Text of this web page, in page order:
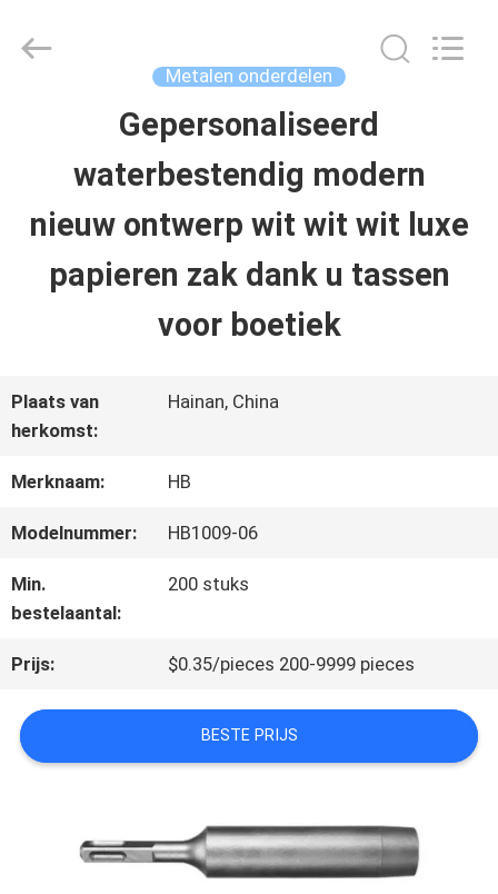
PRODUCTEN
OVER
FABRIEKSTOCHT
NEEM
ONS
NIEUWS
Metalen onderdelen
Gepersonaliseerd
waterbestendig modern
nieuw ontwerp wit wit wit luxe
papieren zak dank u tassen
voor boetiek
Plaats van
herkomst:
Hainan, China
Merknaam: HB
Modelnummer: HB1009-06
Min.
bestelaantal:
200 stuks
Prijs: $0.35/pieces 200-9999 pieces
BESTE PRIJS